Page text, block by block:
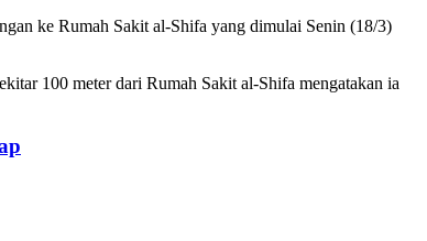
ke Rumah Sakit al-Shifa yang dimulai Senin (18/3)
100 meter dari Rumah Sakit al-Shifa mengatakan ia